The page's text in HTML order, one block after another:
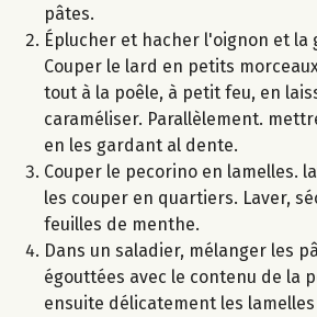
pâtes.
Éplucher et hacher l'oignon et la
Couper le lard en petits
tout à la poêle, à petit feu, en
caraméliser. Parallèlement.
en les gardant al dente.
Couper le pecorino en lamelles.
les couper en quartiers. Laver,
feuilles de menthe.
Dans un saladier, mélanger les
égouttées avec le contenu de la
ensuite délicatement les